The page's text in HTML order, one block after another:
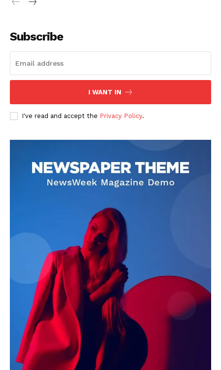
DOWNLOAD NOW
AIN NEWS 1
Contact Us
About Us
Privacy Policy
Terms of Use Agreement
Facebook
X WhatsApp
Share
Subscribe
I WANT IN
I've read and accept the Privacy Policy.